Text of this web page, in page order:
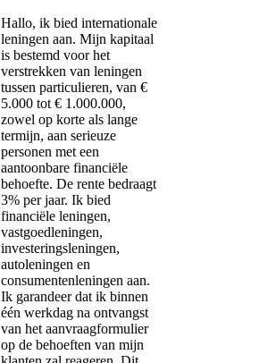
Hallo, ik bied internationale
leningen aan. Mijn kapitaal
is bestemd voor het
verstrekken van leningen
tussen particulieren, van €
5.000 tot € 1.000.000,
zowel op korte als lange
termijn, aan serieuze
personen met een
aantoonbare financiële
behoefte. De rente bedraagt ​​
3% per jaar. Ik bied
financiële leningen,
vastgoedleningen,
investeringsleningen,
autoleningen en
consumentenleningen aan.
Ik garandeer dat ik binnen
één werkdag na ontvangst
van het aanvraagformulier
op de behoeften van mijn